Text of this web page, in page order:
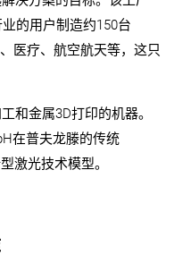
的用户制造约150台
医疗、航空航天等，这只
和金属3D打印的机器。
在普夫龙滕的传统
激光技术模型。